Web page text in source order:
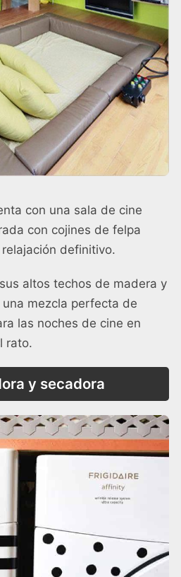
con una sala de cine
con cojines de felpa
definitivo.
altos techos de madera y
mezcla perfecta de
las noches de cine en
rato.
y secadora